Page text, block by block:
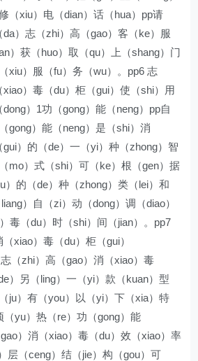
（xiu）电（dian）话（hua）pp请
da）志（zhi）高（gao）客（ke）服
）获（huo）取（qu）上（shang）门
xiu）服（fu）务（wu）。pp6 志
xiao）毒（du）柜（gui）使（shi）用
dong）1功（gong）能（neng）pp自
gong）能（neng）是（shi）消
gui）的（de）一（yi）种（zhong）智
mo）式（shi）可（ke）根（gen）据
）的（de）种（zhong）类（lei）和
）自（zi）动（dong）调（diao）
毒（du）时（shi）间（jian）。pp7
xiao）毒（du）柜（gui）
（zhi）高（gao）消（xiao）毒
）另（ling）一（yi）款（kuan）型
ju）有（you）以（yi）下（xia）特
（yu）热（re）功（gong）能
gao）消（xiao）毒（du）效（xiao）率
层（ceng）结（jie）构（gou）可